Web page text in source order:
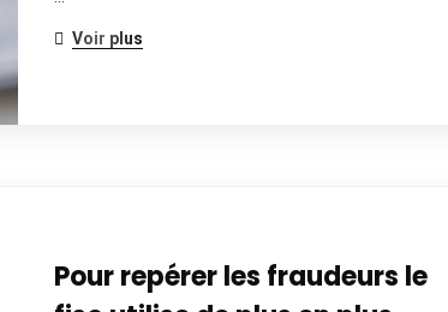
Voir plus
Pour repérer les fraudeurs le